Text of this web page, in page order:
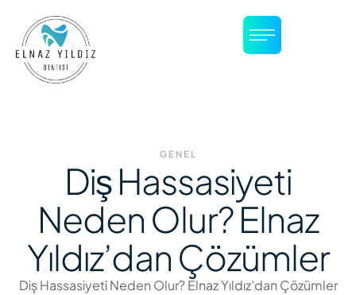
GENEL
Diş Hassasiyeti
Neden Olur? Elnaz
Yıldız’dan Çözümler
Diş Hassasiyeti Neden Olur? Elnaz Yıldız’dan Çözümler